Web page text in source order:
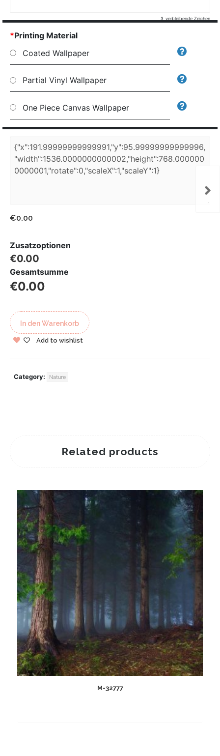
3 verbleibende Zeichen
*Printing Material
Coated Wallpaper
Partial Vinyl Wallpaper
One Piece Canvas Wallpaper
€0.00
Zusatzoptionen
€0.00
Gesamtsumme
€0.00
In den Warenkorb
Add to wishlist
Category: Nature
Related products
M-32777